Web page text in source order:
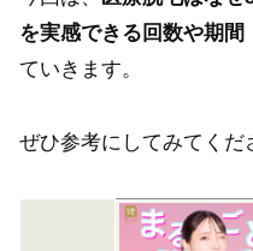
を実感できる回数や期間
ていきます。
ぜひ参考にしてみてくだ